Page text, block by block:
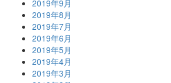
2019年9月
2019年8月
2019年7月
2019年6月
2019年5月
2019年4月
2019年3月